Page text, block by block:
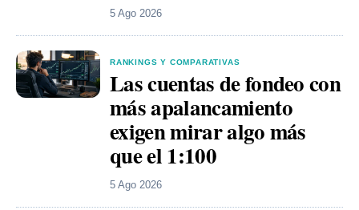
5 Ago 2026
RANKINGS Y COMPARATIVAS
Las cuentas de fondeo con
más apalancamiento
exigen mirar algo más
que el 1:100
5 Ago 2026